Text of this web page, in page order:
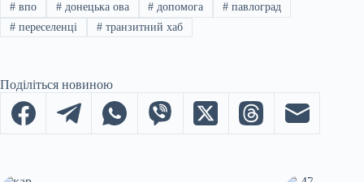
#впо #донецька ова # допомога # павлоград
#переселенці #транзитний хаб
Поділіться новиною